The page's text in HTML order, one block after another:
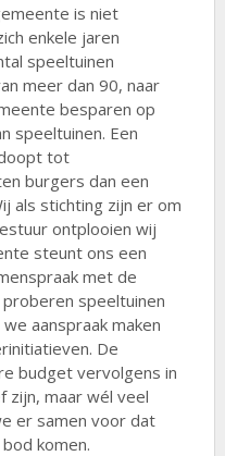
is niet
enkele jaren
speeltuinen
meer dan 90, naar
besparen op
speeltuinen. Een
tot
burgers dan een
als stichting zijn er om
ontplooien wij
steunt ons een
met de
speeltuinen
aanspraak maken
De
budget vervolgens in
zijn, maar wél veel
er samen voor dat
komen.